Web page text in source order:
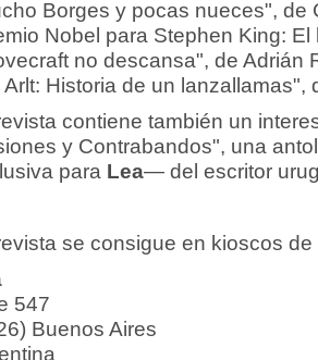
Borges y pocas nueces", de
Nobel para Stephen King:
no descansa", de Adrián
Arlt: Historia de un lanzallamas",
contiene también un
y Contrabandos", una
para Lea— del escritor
se consigue en kioscos
547
Buenos Aires